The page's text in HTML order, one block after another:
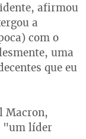
afirmou
a
com o
uma
que eu
Macron,
"um líder